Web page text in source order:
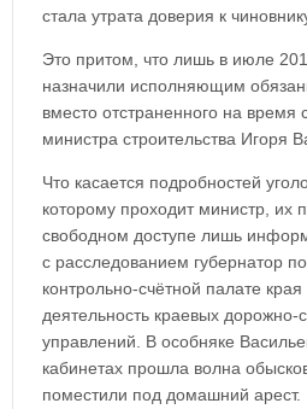
стала утрата доверия к
Это притом, что лишь в июле
назначили исполняющим
вместо отстраненного на время
министра строительства Игоря
Что касается подробностей
которому проходит министр, их
свободном доступе лишь
с расследованием губернатор
контрольно-счётной палате
деятельность краевых дорожно-
управлений. В особняке
кабинетах прошла волна
поместили под домашний арест.